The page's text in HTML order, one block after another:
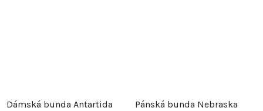
Dámská bunda Antartida Pánská bunda Nebraska